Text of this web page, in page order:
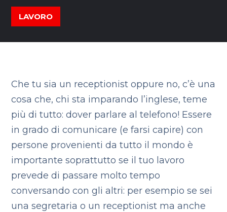
LAVORO
Che tu sia un receptionist oppure no, c’è una
cosa che, chi sta imparando l’inglese, teme
più di tutto: dover parlare al telefono! Essere
in grado di comunicare (e farsi capire) con
persone provenienti da tutto il mondo è
importante soprattutto se il tuo lavoro
prevede di passare molto tempo
conversando con gli altri: per esempio se sei
una segretaria o un receptionist ma anche